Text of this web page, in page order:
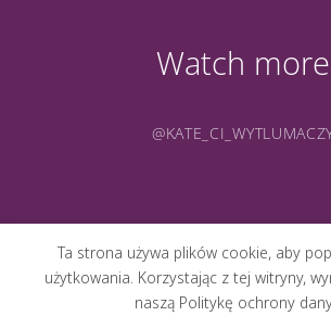
Watch more
Ta strona używa plików cookie, aby
użytkowania. Korzystając z tej witryny,
naszą Politykę ochrony